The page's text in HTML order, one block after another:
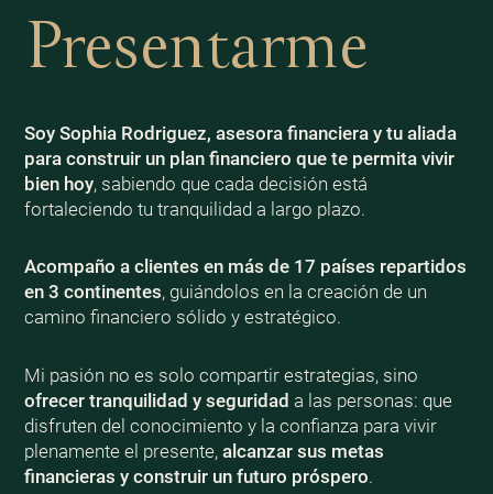
Presentarme
Soy Sophia Rodriguez, asesora financiera y tu aliada
para construir un plan financiero que te permita vivir
bien hoy, sabiendo que cada decisión está
fortaleciendo tu tranquilidad a largo plazo.
Acompaño a clientes en más de 17 países repartidos
en 3 continentes, guiándolos en la creación de un
camino financiero sólido y estratégico.
Mi pasión no es solo compartir estrategias, sino
ofrecer tranquilidad y seguridad a las personas: que
disfruten del conocimiento y la confianza para vivir
plenamente el presente, alcanzar sus metas
financieras y construir un futuro próspero.